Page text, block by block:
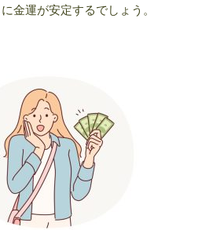
金運が安定するでしょう。